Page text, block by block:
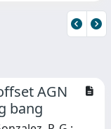
AGN
bang